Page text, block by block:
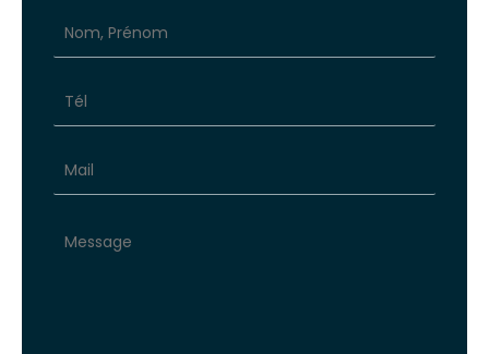
Formulaire
simple
téléphone